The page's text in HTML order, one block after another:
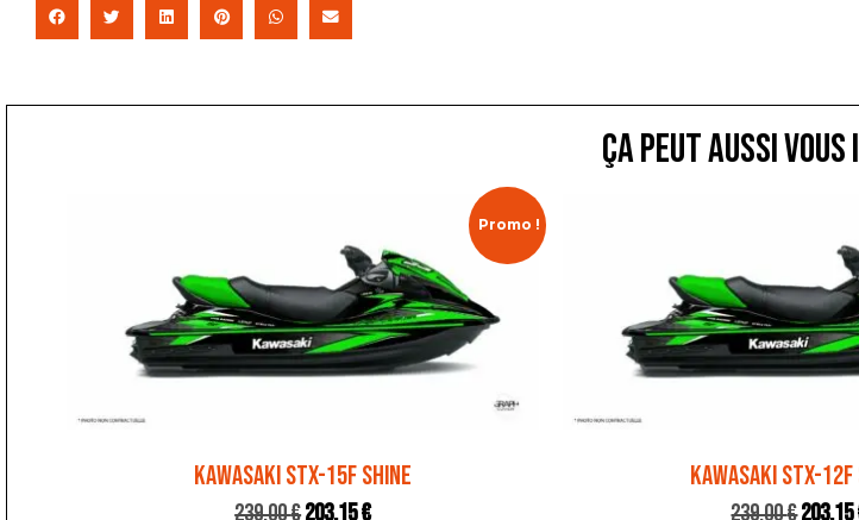
ça peut aussi
Promo !
KAWASAKI STX-15F SHINE
239,00€203,15€
KAWASAKI STX-12F
239,00€203,15